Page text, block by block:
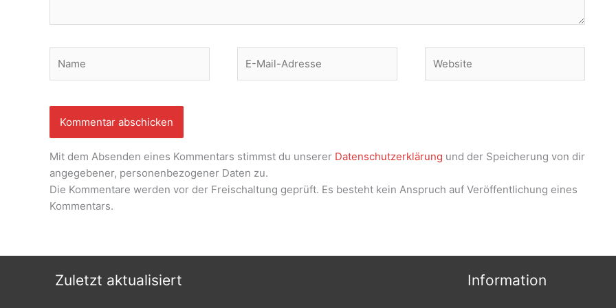
Mail-
Mit dem Absenden eines Kommentars stimmst du unserer Datenschutzerklärung und der Speicherung von dir
angegebener, personenbezogener Daten zu.
Die Kommentare werden vor der Freischaltung geprüft. Es besteht kein Anspruch auf Veröffentlichung eines
Kommentars.
Zuletzt aktualisiert Information